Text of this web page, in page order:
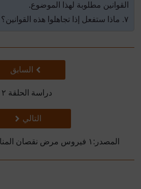
القوانين مطلوبة لهذا الموضوع.
٧. ماذا ستفعل إذا تجاهلوا هذه القوانين؟
سابقالسابق
دراسة الحلقة ٢
تالي
التالي
المصدر:١ فيروس مرض نقصان المناعة/الايدز في افريقيا